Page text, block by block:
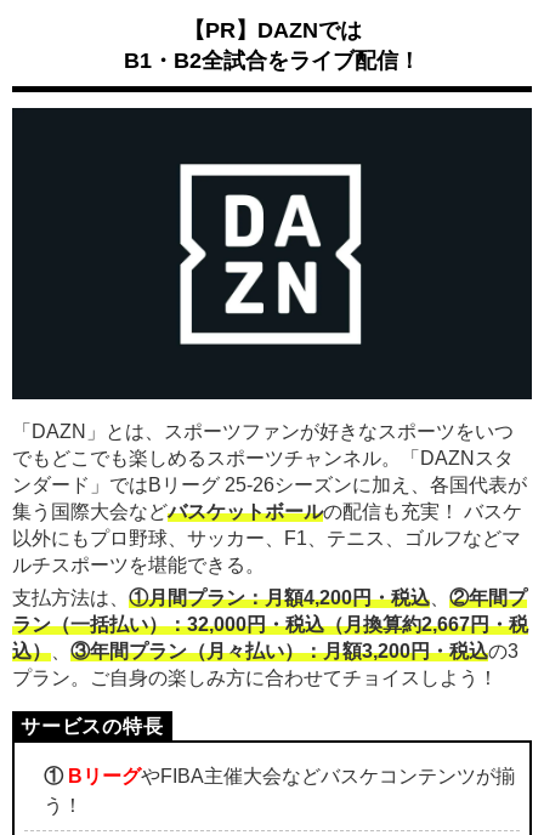
【PR】DAZNでは
B1・B2全試合をライブ配信！
「DAZN」とは、スポーツファンが好きなスポーツをいつ
でもどこでも楽しめるスポーツチャンネル。「DAZNスタ
ンダード」ではBリーグ 25-26シーズンに加え、各国代表が
集う国際大会などバスケットボールの配信も充実！ バスケ
以外にもプロ野球、サッカー、F1、テニス、ゴルフなどマ
ルチスポーツを堪能できる。
支払方法は、 ①月間プラン：月額4,200円・税込、 ②年間プ
ラン（一括払い）：32,000円・税込（月換算約2,667円・税
込）、 ③年間プラン（月々払い）：月額3,200円・税込の3
プラン。ご自身の楽しみ方に合わせてチョイスしよう！
① BリーグやFIBA主催大会などバスケコンテンツが揃
う！